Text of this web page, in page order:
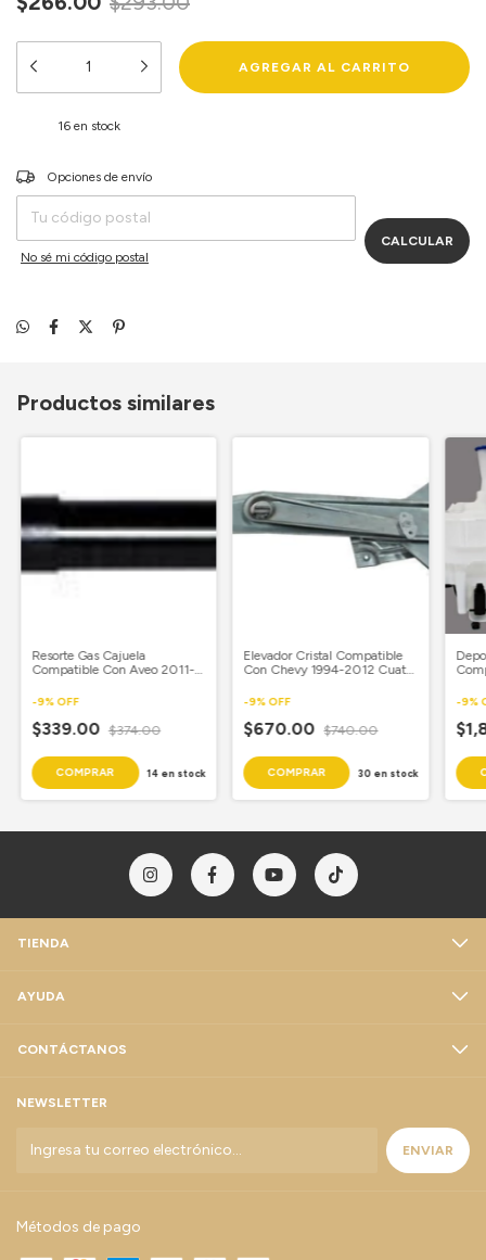
16 en stock
Entregas para el CP:
Opciones de envío
CALCULAR
No sé mi código postal
Productos similares
Resorte Gas Cajuela
Compatible Con Aveo 2011-
-9%OFF
$339.00 $374.00
14 en stock
Elevador Cristal Compatible
Con Chevy 1994-2012 Cuatro
Piloto
-9%OFF
$670.00 $740.00
30 en stock
-9%
TIENDA
AYUDA
CONTÁCTANOS
NEWSLETTER
Métodos de pago